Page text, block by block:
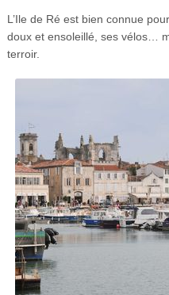
L’Ile de Ré est bien connue
doux et ensoleillé, ses vélos…
terroir.